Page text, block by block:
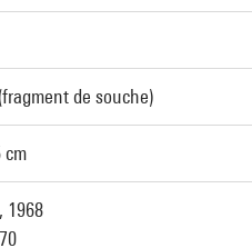
de souche)
cm
1968